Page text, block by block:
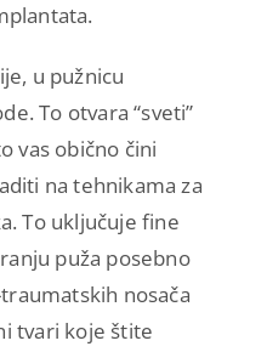
u pužnicu
To otvara “sveti”
vas obično čini
na tehnikama za
To uključuje fine
puža posebno
nosača
tvari koje štite